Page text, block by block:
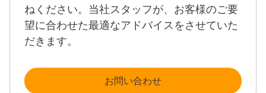
ねください。当社スタッフが、お客様のご要
望に合わせた最適なアドバイスをさせていた
だきます。
お問い合わせ